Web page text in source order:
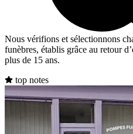
Nous vérifions et sélectionnons
funèbres, établis grâce au retour
plus de 15 ans.
top notes